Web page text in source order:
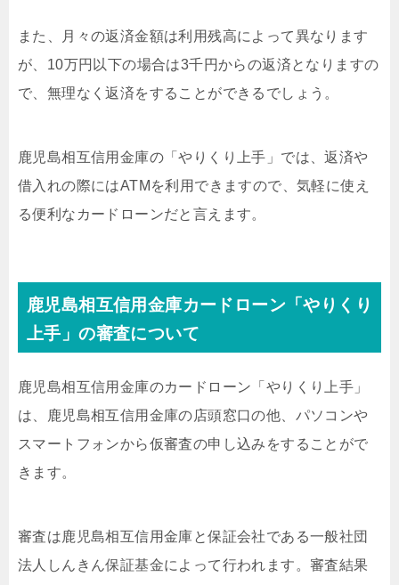
また、月々の返済金額は利用残高によって異なります
が、10万円以下の場合は3千円からの返済となりますの
で、無理なく返済をすることができるでしょう。
鹿児島相互信用金庫の「やりくり上手」では、返済や
借入れの際にはATMを利用できますので、気軽に使え
る便利なカードローンだと言えます。
鹿児島相互信用金庫カードローン「やりくり
上手」の審査について
鹿児島相互信用金庫のカードローン「やりくり上手」
は、鹿児島相互信用金庫の店頭窓口の他、パソコンや
スマートフォンから仮審査の申し込みをすることがで
きます。
審査は鹿児島相互信用金庫と保証会社である一般社団
法人しんきん保証基金によって行われます。審査結果